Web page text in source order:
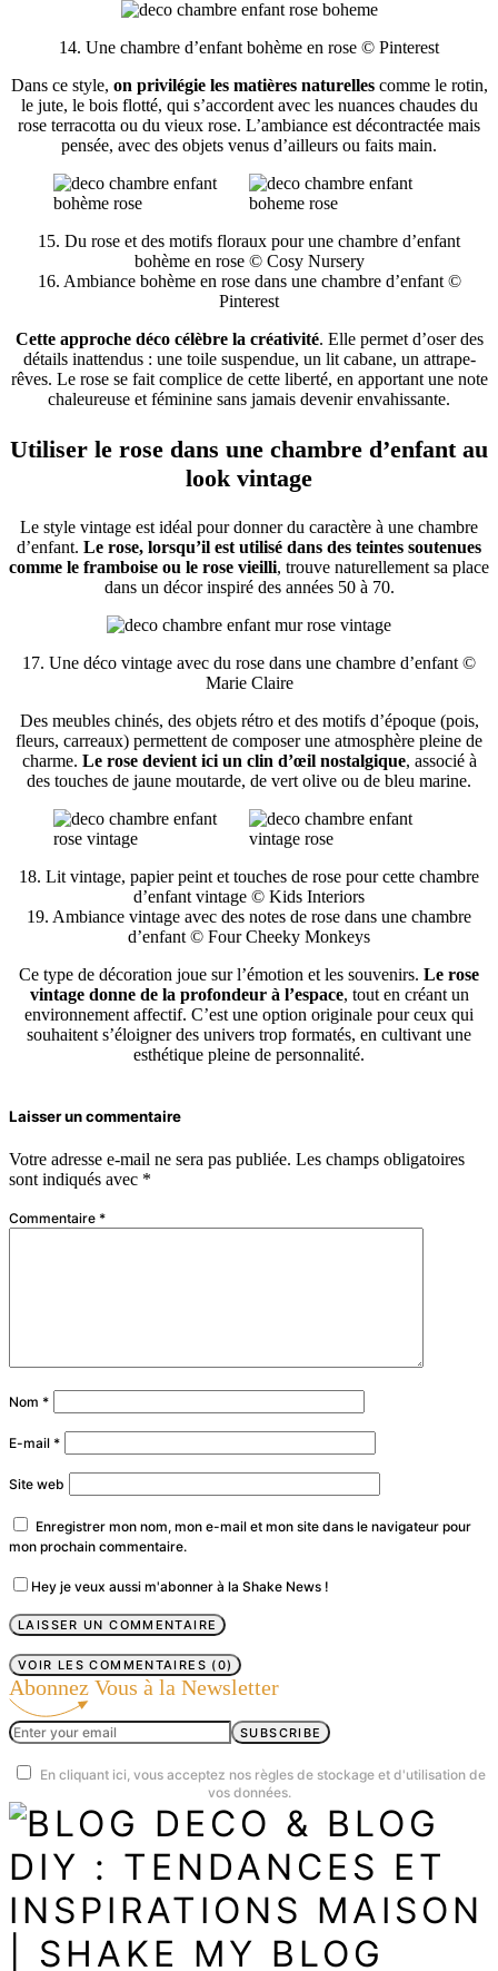
14. Une chambre d’enfant bohème en rose © Pinterest
Dans ce style, on privilégie les matières naturellescomme le rotin,
le jute, le bois flotté, qui s’accordent avec les nuances chaudes du
rose terracotta ou du vieux rose. L’ambiance est décontractée mais
pensée, avec des objets venus d’ailleurs ou faits main.
15. Du rose et des motifs floraux pour une chambre d’enfant
bohème en rose © Cosy Nursery
16. Ambiance bohème en rose dans une chambre d’enfant ©
Pinterest
Cette approche déco célèbre la créativité. Elle permet d’oser des
détails inattendus : une toile suspendue, un lit cabane, un attrape-
rêves. Le rose se fait complice de cette liberté, en apportant une note
chaleureuse et féminine sans jamais devenir envahissante.
Utiliser le rose dans une chambre d’enfant au
look vintage
Le style vintage est idéal pour donner du caractère à une chambre
d’enfant. Le rose, lorsqu’il est utilisé dans des teintes soutenues
comme le framboise ou le rose vieilli, trouve naturellement sa place
dans un décor inspiré des années 50 à 70.
17. Une déco vintage avec du rose dans une chambre d’enfant ©
Marie Claire
Des meubles chinés, des objets rétro et des motifs d’époque (pois,
fleurs, carreaux) permettent de composer une atmosphère pleine de
charme. Le rose devient ici un clin d’œil nostalgique, associé à
des touches de jaune moutarde, de vert olive ou de bleu marine.
18. Lit vintage, papier peint et touches de rose pour cette chambre
d’enfant vintage © Kids Interiors
19. Ambiance vintage avec des notes de rose dans une chambre
d’enfant © Four Cheeky Monkeys
Ce type de décoration joue sur l’émotion et les souvenirs. Le rose
vintage donne de la profondeur à l’espace, tout en créant un
environnement affectif. C’est une option originale pour ceux qui
souhaitent s’éloigner des univers trop formatés, en cultivant une
esthétique pleine de personnalité.
Laisser un commentaire
Votre adresse e-mail ne sera pas publiée. Les champs obligatoires
sont indiqués avec *
Commentaire *
Nom *
E-mail *
Site web
Enregistrer mon nom, mon e-mail et mon site dans le navigateur pour
mon prochain commentaire.
Hey je veux aussi m'abonner à la Shake News !
VOIR LES COMMENTAIRES (0)
Abonnez Vous à la Newsletter
SUBSCRIBE
En cliquant ici, vous acceptez nos règles de stockage et d'utilisation de
vos données.